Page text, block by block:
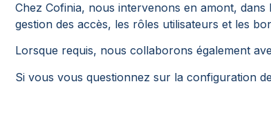
Chez Cofinia, nous intervenons en amont,
gestion des accès, les rôles utilisateurs et les
Lorsque requis, nous collaborons également
Si vous vous questionnez sur la configuration